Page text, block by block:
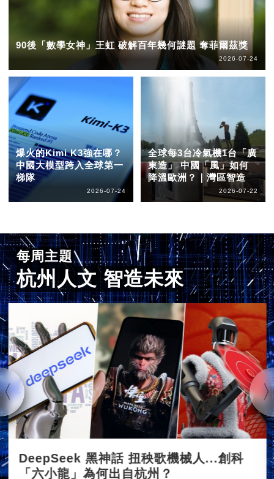
90後「數學女神」王虹 破解百年幾何謎題 奪菲爾茲獎
2026-07-24
爆火的Kimi K3強在哪？
中國大模型跨入全球第一
梯隊
2026-07-24
全球每3台冷氣機1台「廣
東造」 中國「風」如何
降溫歐洲？｜灣區智造
2026-07-22
每周主題
杭州人文 智造未來
DeepSeek 黑神話 扭秧歌機械人...創科
「六小龍」為何出自杭州？